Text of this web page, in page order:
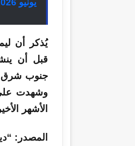
يُذكر أن
قبل أن
جنوب شرق
وشهدت على
الأشهر
المصدر :